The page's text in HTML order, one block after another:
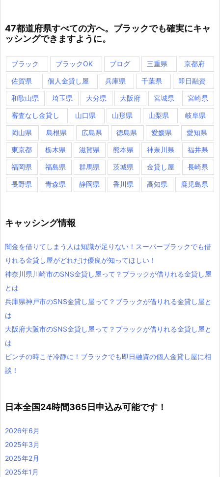
47都道府県すべての方へ。ブラックでも確実にキャ
ッシングできますように。
ブラック ブラックOK ブログ 三重県 京都府
佐賀県 個人金貸し屋 兵庫県 千葉県 即日融資
和歌山県 埼玉県 大分県 大阪府 宮城県 宮崎県
審査なし金貸し 山口県 山形県 山梨県 岐阜県
岡山県 島根県 広島県 徳島県 愛媛県 愛知県
東京都 栃木県 滋賀県 熊本県 神奈川県 福井県
福岡県 福島県 群馬県 茨城県 金貸し屋 長崎県
長野県 青森県 静岡県 香川県 高知県 鹿児島県
キャッシング情報
闇金を借りてしまう人は知識が足りない！スーパーブラックでも借
りれる金貸し屋がどれだけ優良が知ってほしい！
神奈川県川崎市のSNS金貸し屋って？ブラックが借りれる金貸し屋
とは
兵庫県神戸市のSNS金貸し屋って？ブラックが借りれる金貸し屋と
は
大阪府大阪市のSNS金貸し屋って？ブラックが借りれる金貸し屋と
は
ピンチの時こそ冷静に！ブラックでも即日融資の個人金貸し屋に相
談！
日本全国24時間365日申込み可能です！
2026年6月
2025年3月
2025年2月
2025年1月